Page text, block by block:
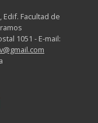
Facultad de
1051 - E-mail: